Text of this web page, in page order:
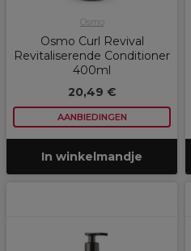
Osmo
Osmo Curl Revival
Revitaliserende Conditioner
400ml
20,49 €
AANBIEDINGEN
In winkelmandje